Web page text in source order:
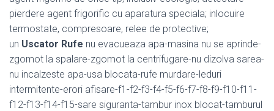
pierdere agent frigorific cu aparatura speciala; inlocuire
termostate, compresoare, relee de protective;
un Uscator Rufe nu evacueaza apa-masina nu se aprinde-
zgomot la spalare-zgomot la centrifugare-nu dizolva sarea-
nu incalzeste apa-usa blocata-rufe murdare-leduri
intermitente-erori afisare-f1-f2-f3-f4-f5-f6-f7-f8-f9-f10-f11-
f12-f13-f14-f15-sare siguranta-tambur inox blocat-tamburul